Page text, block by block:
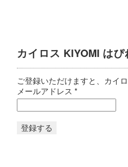
カイロス KIYOMI は
ご登録いただけますと、カイ
メールアドレス *